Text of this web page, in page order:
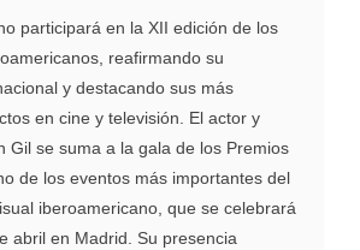
participará en la XII edición de los
reafirmando su
y destacando sus más
en cine y televisión. El actor y
Gil se suma a la gala de los Premios
de los eventos más importantes del
iberoamericano, que se celebrará
abril en Madrid. Su presencia